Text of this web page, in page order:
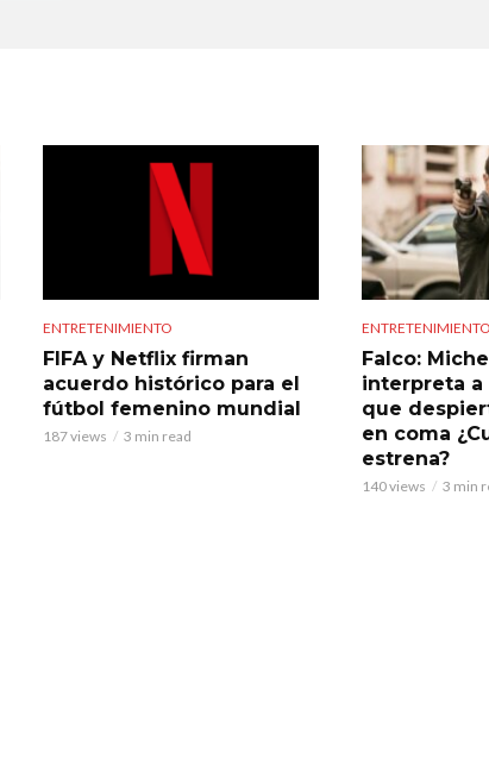
ENTRETENIMIENTO
FIFA y Netflix firman
acuerdo histórico para el
fútbol femenino mundial
187 views 3 min read
ENTRETENIMIENTO
Falco:
interpreta
que
en coma
estrena?
140 views 3 min